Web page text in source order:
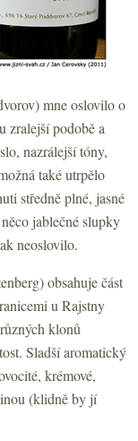
mne oslovilo o
zralejší podobě a
nazrálejší tóny,
také utrpělo
středně plné, jasné
jablečné slupky
neoslovilo.
obsahuje část
u Rajstny
klonů
Sladší aromatický
krémové,
(klidně by jí